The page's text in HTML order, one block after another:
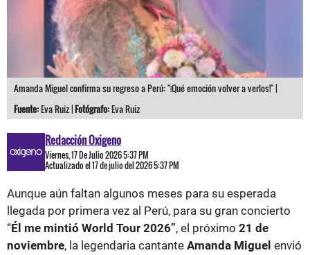
Amanda Miguel confirma su regreso a Perú: "¡Qué emoción volver a verlos!" |
Fuente:Eva Ruiz |Fotógrafo:Eva Ruiz
Redacción Oxigeno
Viernes, 17 De Julio 2026 5:37 PM
Actualizado el 17 de julio del 2026 5:37 PM
Aunque aún faltan algunos meses para su esperada
llegada por primera vez al Perú, para su gran concierto
“Él me mintió World Tour 2026”, el próximo 21 de
noviembre, la legendaria cantante Amanda Miguel envió